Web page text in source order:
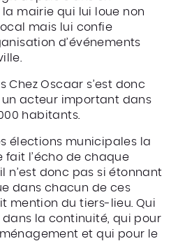
mairie qui lui loue non
mais lui confie
d’événements
Chez Oscaar s’est donc
acteur important dans
habitants.
élections municipales la
fait l’écho de chaque
n’est donc pas si étonnant
dans chacun de ces
mention du tiers-lieu. Qui
dans la continuité, qui pour
et qui pour le